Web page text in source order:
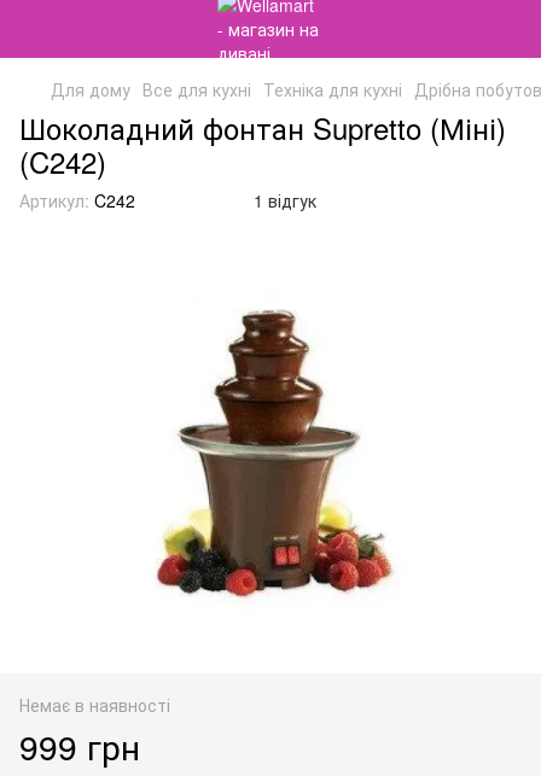
Для дому Все для кухні Техніка для кухні Дрібна
Шоколадний фонтан Supretto (Міні)
(C242)
Артикул: C242 1 відгук
Немає в наявності
999 грн